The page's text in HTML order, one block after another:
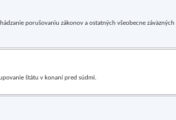
porušovaniu zákonov a ostatných všeobecne záväzných
štátu v konaní pred súdmi.